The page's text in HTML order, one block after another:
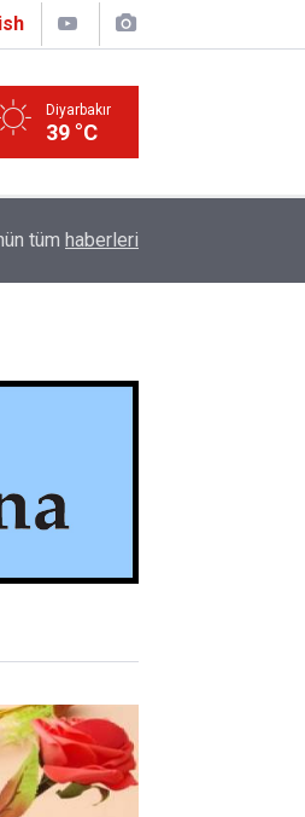
Diyarbakır
39 °C
Nimûneyeka Piçûk
tüm haberleri